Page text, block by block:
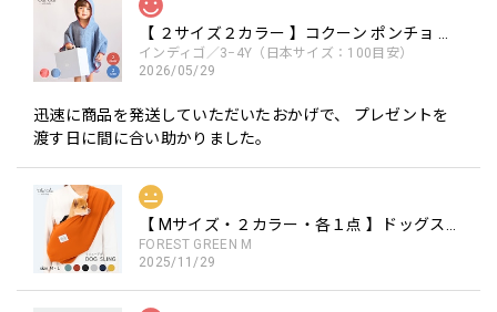
インディゴ／3−4Y（日本サイズ：100目安）
2026/05/29
迅速に商品を発送していただいたおかげで、 プレゼントを
渡す日に間に合い助かりました。
FOREST GREEN M
2025/11/29